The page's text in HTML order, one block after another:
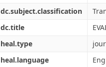
dc.subject.classification
dc.title
heal.type
heal.language